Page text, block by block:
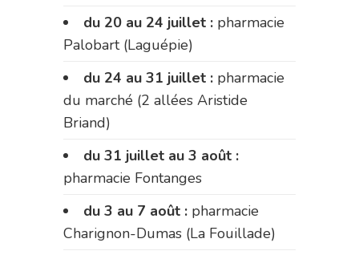
du 20 au 24 juillet : pharmacie
Palobart (Laguépie)
du 24 au 31 juillet : pharmacie
du marché (2 allées Aristide
Briand)
du 31 juillet au 3 août :
pharmacie Fontanges
du 3 au 7 août : pharmacie
Charignon-Dumas (La Fouillade)